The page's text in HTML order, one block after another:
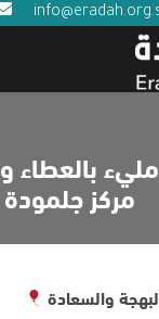
بالعطاء
مركز جلمودة
والسعادة